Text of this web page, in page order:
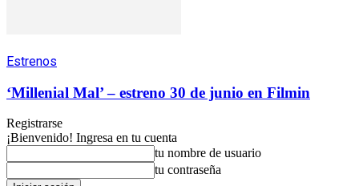
Estrenos
‘Millenial Mal’ – estreno 30 de junio en Filmin
Registrarse
¡Bienvenido! Ingresa en tu cuenta
tu nombre de usuario
tu contraseña